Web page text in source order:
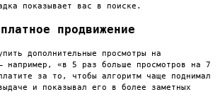
показывает вас в поиске.
продвижение
дополнительные просмотры на
например, «в 5 раз больше просмотров на 7
за то, чтобы алгоритм чаще поднимал
и показывал его в более заметных